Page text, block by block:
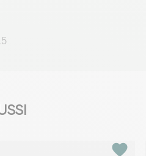
favorite